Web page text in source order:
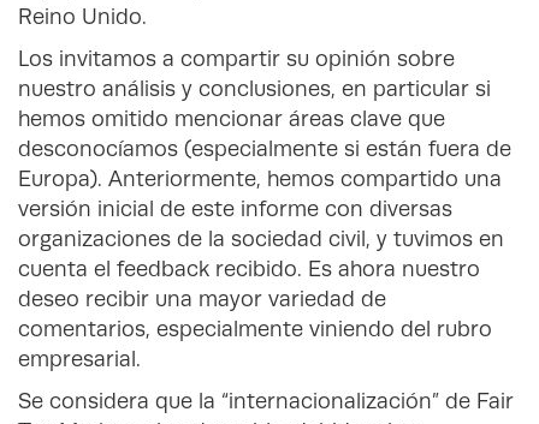
Reino Unido.
Los invitamos a compartir su opinión sobre
nuestro análisis y conclusiones, en particular si
hemos omitido mencionar áreas clave que
desconocíamos (especialmente si están fuera de
Europa). Anteriormente, hemos compartido una
versión inicial de este informe con diversas
organizaciones de la sociedad civil, y tuvimos en
cuenta el feedback recibido. Es ahora nuestro
deseo recibir una mayor variedad de
comentarios, especialmente viniendo del rubro
empresarial.
Se considera que la “internacionalización” de Fair